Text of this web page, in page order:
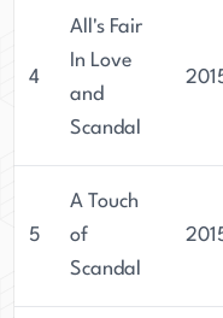
4
All's Fair
In Love
and
Scandal
5
A Touch
of
Scandal